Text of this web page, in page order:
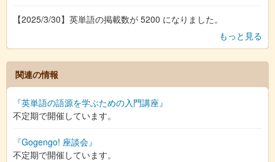
【2025/3/30】英単語の掲載数が 5200 になりました。
もっと見る
関連の情報
『英単語の語源を学ぶための入門講座』
不定期で開催しています。
『Gogengo! 座談会』
不定期で開催しています。